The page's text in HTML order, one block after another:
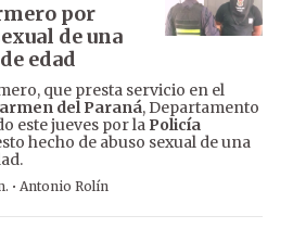
por
de una
edad
que presta servicio en el
del Paraná, Departamento
este jueves por la Policía
hecho de abuso sexual de una
· Antonio Rolín